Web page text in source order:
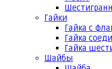
Гайки
Гайка с
Гайка
Гайка
Шайбы